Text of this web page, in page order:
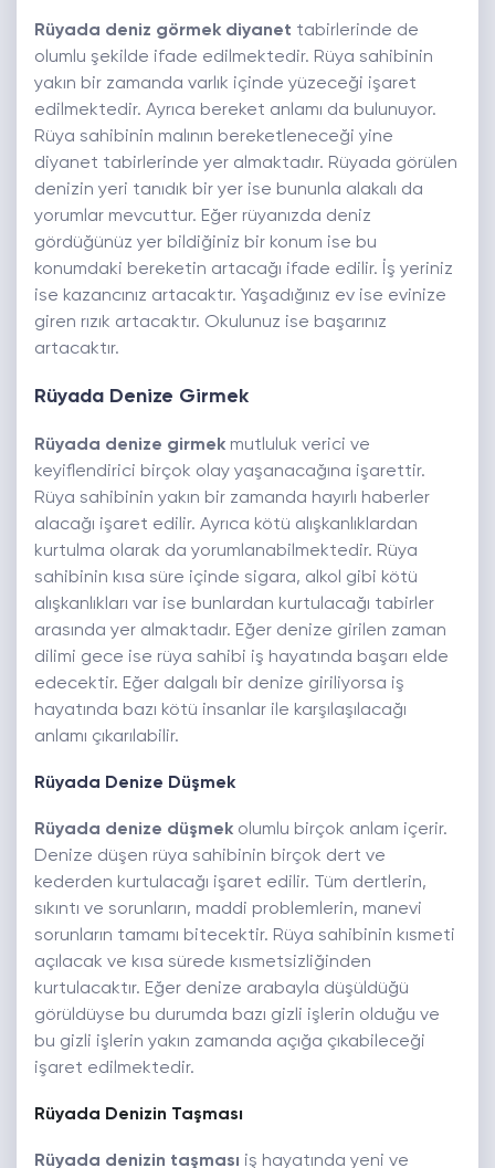
Rüyada deniz görmek diyanet tabirlerinde de
olumlu şekilde ifade edilmektedir. Rüya sahibinin
yakın bir zamanda varlık içinde yüzeceği işaret
edilmektedir. Ayrıca bereket anlamı da bulunuyor.
Rüya sahibinin malının bereketleneceği yine
diyanet tabirlerinde yer almaktadır. Rüyada görülen
denizin yeri tanıdık bir yer ise bununla alakalı da
yorumlar mevcuttur. Eğer rüyanızda deniz
gördüğünüz yer bildiğiniz bir konum ise bu
konumdaki bereketin artacağı ifade edilir. İş yeriniz
ise kazancınız artacaktır. Yaşadığınız ev ise evinize
giren rızık artacaktır. Okulunuz ise başarınız
artacaktır.
Rüyada Denize Girmek
Rüyada denize girmek mutluluk verici ve
keyiflendirici birçok olay yaşanacağına işarettir.
Rüya sahibinin yakın bir zamanda hayırlı haberler
alacağı işaret edilir. Ayrıca kötü alışkanlıklardan
kurtulma olarak da yorumlanabilmektedir. Rüya
sahibinin kısa süre içinde sigara, alkol gibi kötü
alışkanlıkları var ise bunlardan kurtulacağı tabirler
arasında yer almaktadır. Eğer denize girilen zaman
dilimi gece ise rüya sahibi iş hayatında başarı elde
edecektir. Eğer dalgalı bir denize giriliyorsa iş
hayatında bazı kötü insanlar ile karşılaşılacağı
anlamı çıkarılabilir.
Rüyada Denize Düşmek
Rüyada denize düşmek olumlu birçok anlam içerir.
Denize düşen rüya sahibinin birçok dert ve
kederden kurtulacağı işaret edilir. Tüm dertlerin,
sıkıntı ve sorunların, maddi problemlerin, manevi
sorunların tamamı bitecektir. Rüya sahibinin kısmeti
açılacak ve kısa sürede kısmetsizliğinden
kurtulacaktır. Eğer denize arabayla düşüldüğü
görüldüyse bu durumda bazı gizli işlerin olduğu ve
bu gizli işlerin yakın zamanda açığa çıkabileceği
işaret edilmektedir.
Rüyada Denizin Taşması
Rüyada denizin taşması iş hayatında yeni ve